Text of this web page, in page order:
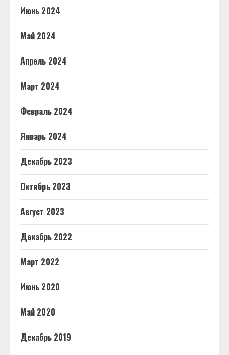
Июнь 2024
Май 2024
Апрель 2024
Март 2024
Февраль 2024
Январь 2024
Декабрь 2023
Октябрь 2023
Август 2023
Декабрь 2022
Март 2022
Июнь 2020
Май 2020
Декабрь 2019